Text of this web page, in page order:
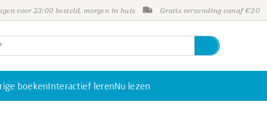
voor 23:00 besteld, morgen in huis Gratis verzending vanaf €20
boekenInteractief lerenNu lezen
Personen